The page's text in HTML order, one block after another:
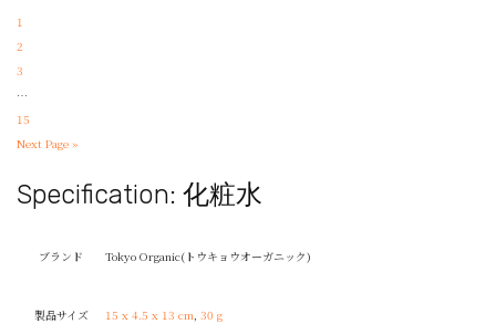
1
2
3
…
15
Next Page »
Specification: 化粧水
ブランド ‎Tokyo Organic(トウキョウオーガニック)
製品サイズ ‎15 x 4.5 x 13 cm, 30 g